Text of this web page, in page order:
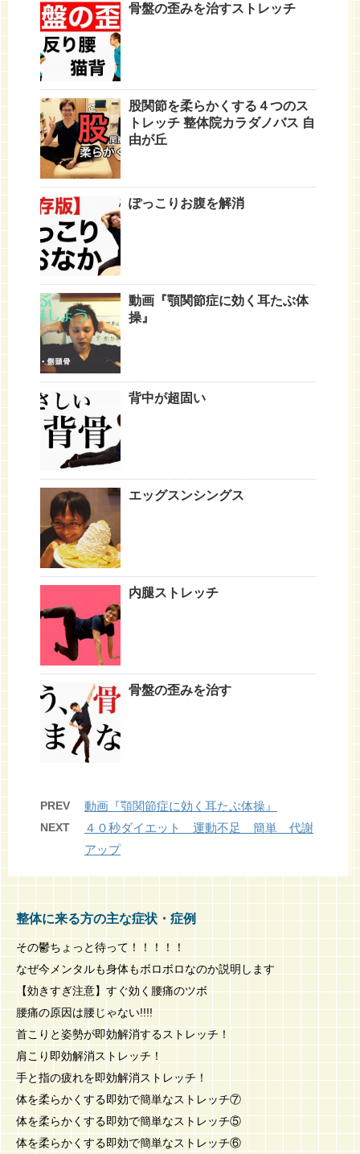
骨盤の歪みを治すストレッチ
股関節を柔らかくする４つのス
トレッチ 整体院カラダノバス 自
由が丘
ぽっこりお腹を解消
動画『顎関節症に効く耳たぶ体
操』
背中が超固い
エッグスンシングス
内腿ストレッチ
骨盤の歪みを治す
PREV 動画『顎関節症に効く耳たぶ体操』
NEXT
４０秒ダイエット 運動不足 簡単 代謝
アップ
整体に来る方の主な症状・症例
その鬱ちょっと待って！！！！！
なぜ今メンタルも身体もボロボロなのか説明します
【効きすぎ注意】すぐ効く腰痛のツボ
腰痛の原因は腰じゃない!!!!
首こりと姿勢が即効解消するストレッチ！
肩こり即効解消ストレッチ！
手と指の疲れを即効解消ストレッチ！
体を柔らかくする即効で簡単なストレッチ⑦
体を柔らかくする即効で簡単なストレッチ⑤
体を柔らかくする即効で簡単なストレッチ⑥